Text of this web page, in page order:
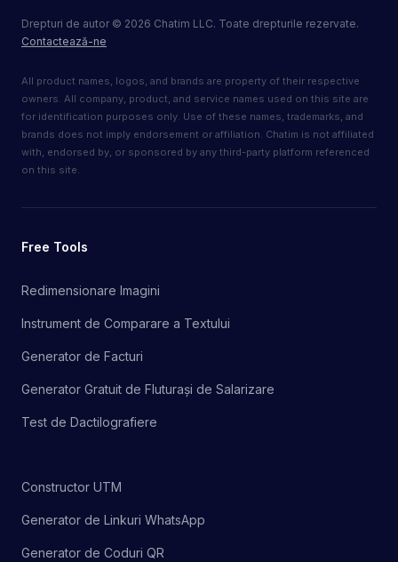
Drepturi de autor © 2026 Chatim LLC. Toate drepturile rezervate.
Contactează-ne
All product names, logos, and brands are property of their respective
owners. All company, product, and service names used on this site are
for identification purposes only. Use of these names, trademarks, and
brands does not imply endorsement or affiliation. Chatim is not affiliated
with, endorsed by, or sponsored by any third-party platform referenced
on this site.
Free Tools
Redimensionare Imagini
Instrument de Comparare a Textului
Generator de Facturi
Generator Gratuit de Fluturași de Salarizare
Test de Dactilografiere
Constructor UTM
Generator de Linkuri WhatsApp
Generator de Coduri QR